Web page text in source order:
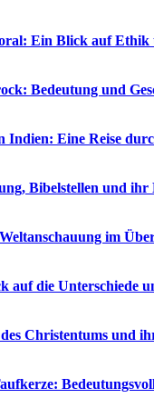
Ein Blick auf Ethik
Bedeutung und
Indien: Eine Reise
Bibelstellen und ihr
im
auf die Unterschiede
Christentums und